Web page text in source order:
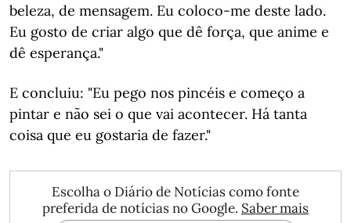
beleza, de mensagem. Eu coloco-me deste lado.
Eu gosto de criar algo que dê força, que anime e
dê esperança."
E concluiu: "Eu pego nos pincéis e começo a
pintar e não sei o que vai acontecer. Há tanta
coisa que eu gostaria de fazer."
Escolha o Diário de Notícias como fonte
preferida de notícias no Google. Saber mais